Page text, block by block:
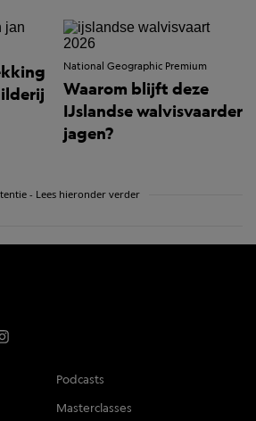
National Geographic Premium
Waarom blijft deze
IJslandse walvisvaarder
jagen?
- Lees hieronder verder
Podcasts
Masterclasses